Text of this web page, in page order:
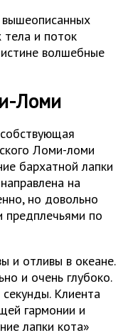
и поток
волшебные
Ломи
Ломи-ломи
бархатной лапки
на
но довольно
предплечьями по
и отливы в океане.
и очень глубоко.
Клиента
гармонии и
лапки кота»